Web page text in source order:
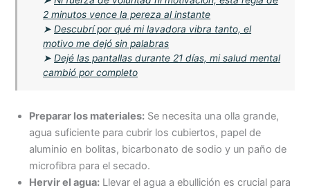
2 minutos vence la pereza al instante
➤Descubrí por qué mi lavadora vibra tanto, el
motivo me dejó sin palabras
➤Dejé las pantallas durante 21 días, mi salud mental
cambió por completo
Preparar los materiales: Se necesita una olla grande,
agua suficiente para cubrir los cubiertos, papel de
aluminio en bolitas, bicarbonato de sodio y un paño de
microfibra para el secado.
Hervir el agua: Llevar el agua a ebullición es crucial para